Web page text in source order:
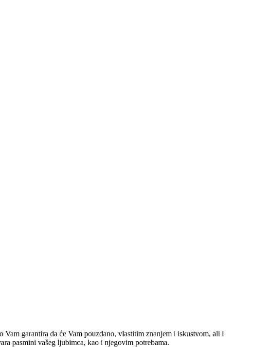
garantira da će Vam pouzdano, vlastitim znanjem i iskustvom, ali i
pasmini vašeg ljubimca, kao i njegovim potrebama.